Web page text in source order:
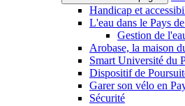
Handicap et
L'eau dans le Pays
Gestion de
Arobase, la maison
Smart Université du
Dispositif de
Garer son vélo en
Sécurité